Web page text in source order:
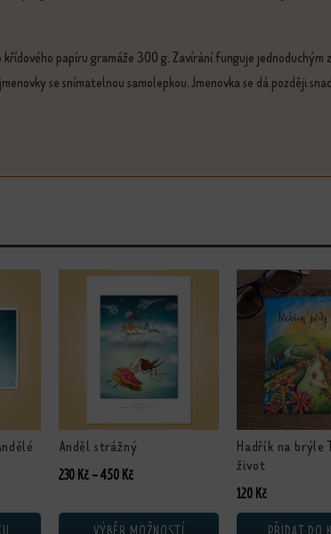
papíru gramáže 300 g. Zavírání funguje jednoduchým
se snímatelnou samolepkou. Jmenovka se dá později
Anděl strážný
230 Kč –450 KčRozpětí cen: 230 Kč až 450 Kč
Tento produkt má více variant. Možnosti lze vybrat
Hadřík na brýle
život
120 Kč